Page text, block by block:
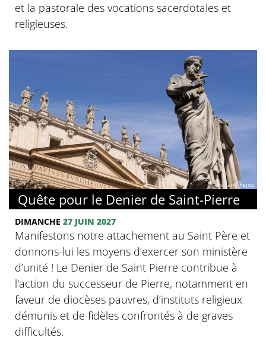
et la pastorale des vocations sacerdotales et
religieuses.
© Jany Fejoz
Quête pour le Denier de Saint-Pierre
DIMANCHE 27 JUIN 2027
Manifestons notre attachement au Saint Père et
donnons-lui les moyens d’exercer son ministère
d’unité ! Le Denier de Saint Pierre contribue à
l'action du successeur de Pierre, notamment en
faveur de diocèses pauvres, d’instituts religieux
démunis et de fidèles confrontés à de graves
difficultés.